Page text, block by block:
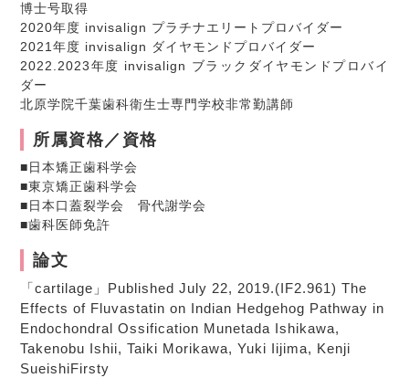
博士号取得
2020年度 invisalign プラチナエリートプロバイダー
2021年度 invisalign ダイヤモンドプロバイダー
2022.2023年度 invisalign ブラックダイヤモンドプロバイ
ダー
北原学院千葉歯科衛生士専門学校非常勤講師
所属資格／資格
■日本矯正歯科学会
■東京矯正歯科学会
■日本口蓋裂学会 骨代謝学会
■歯科医師免許
論文
「cartilage」Published July 22, 2019.(IF2.961) The
Effects of Fluvastatin on Indian Hedgehog Pathway in
Endochondral Ossification Munetada Ishikawa,
Takenobu Ishii, Taiki Morikawa, Yuki Iijima, Kenji
SueishiFirsty